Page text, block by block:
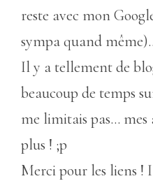
reste avec mon
sympa quand
Il y a tellement de
beaucoup de temps
me limitais pas…
plus ! ;p
Merci pour les liens !